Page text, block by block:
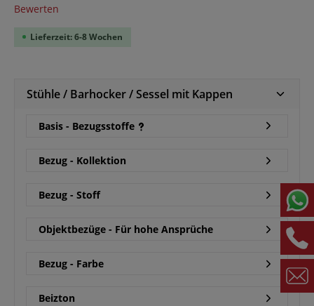
Durchschnittliche Bewertung von 0 von 5 Sternen
Bewerten
Lieferzeit: 6-8 Wochen
Stühle / Barhocker / Sessel mit Kappen
Basis - Bezugsstoffe
Bezug - Kollektion
Bezug - Stoff
Objektbezüge - Für hohe Ansprüche
Bezug - Farbe
Beizton